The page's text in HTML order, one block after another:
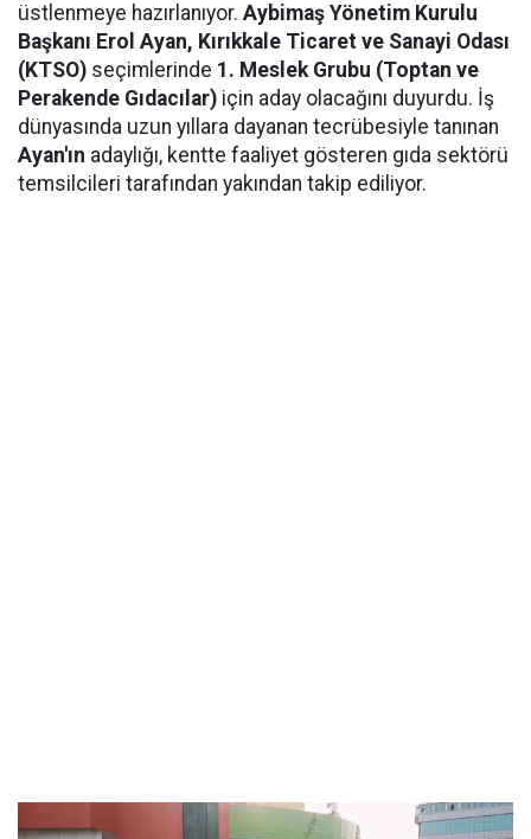
üstlenmeye hazırlanıyor. Aybimaş Yönetim Kurulu
Başkanı Erol Ayan, Kırıkkale Ticaret ve Sanayi Odası
(KTSO) seçimlerinde 1. Meslek Grubu (Toptan ve
Perakende Gıdacılar) için aday olacağını duyurdu. İş
dünyasında uzun yıllara dayanan tecrübesiyle tanınan
Ayan'ın adaylığı, kentte faaliyet gösteren gıda sektörü
temsilcileri tarafından yakından takip ediliyor.